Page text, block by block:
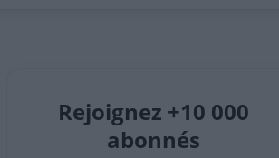
Rejoignez +10 000
abonnés